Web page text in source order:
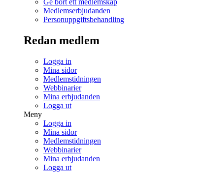
Ge bort ett medlemskap
Medlemserbjudanden
Personuppgiftsbehandling
Redan medlem
Logga in
Mina sidor
Medlemstidningen
Webbinarier
Mina erbjudanden
Logga ut
Meny
Logga in
Mina sidor
Medlemstidningen
Webbinarier
Mina erbjudanden
Logga ut